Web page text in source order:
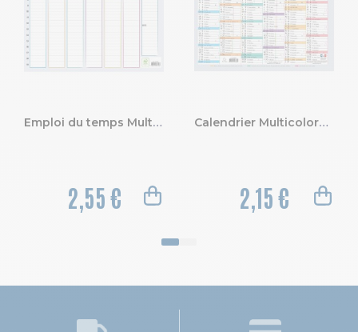
Emploi du temps Multicolore 29,5 x 22 cm
2,55 €
Calendrier Multicolore 22 x 29,5 cm Semestriel 2027
2,15 €